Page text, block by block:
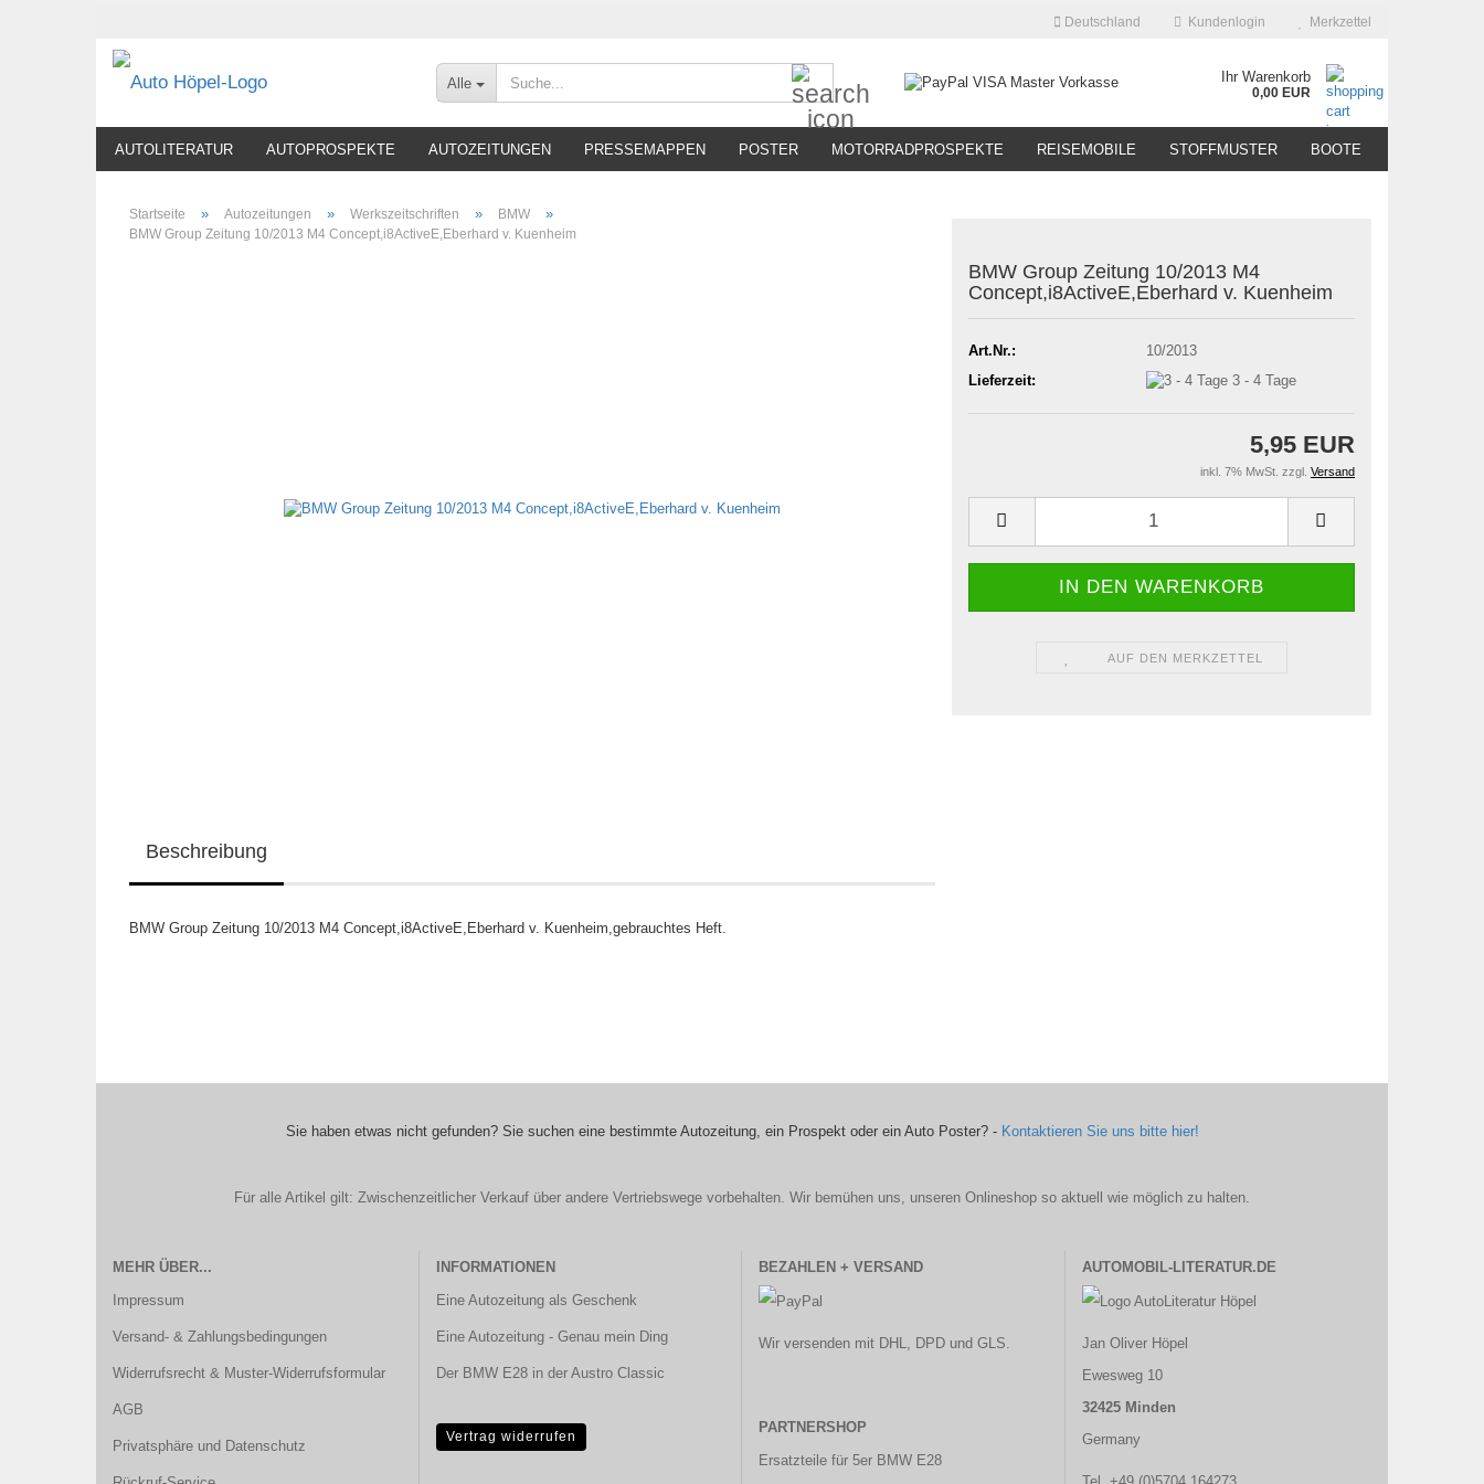
Deutschland Kundenlogin Merkzettel
Alle Ihr Warenkorb
0,00 EUR
AUTOLITERATUR AUTOPROSPEKTE AUTOZEITUNGEN PRESSEMAPPEN POSTER MOTORRADPROSPEKTE REISEMOBILE STOFFMUSTER BOOTE
Startseite » Autozeitungen » Werkszeitschriften » BMW »
BMW Group Zeitung 10/2013 M4 Concept,i8ActiveE,Eberhard v. Kuenheim
BMW Group Zeitung 10/2013 M4
Concept,i8ActiveE,Eberhard v. Kuenheim
Art.Nr.:
10/2013
Lieferzeit:
3 - 4 Tage
5,95 EUR
inkl. 7% MwSt. zzgl. Versand
AUF DEN MERKZETTEL
Beschreibung
BMW Group Zeitung 10/2013 M4 Concept,i8ActiveE,Eberhard v. Kuenheim,gebrauchtes Heft.
Sie haben etwas nicht gefunden? Sie suchen eine bestimmte Autozeitung, ein Prospekt oder ein Auto Poster? - Kontaktieren Sie uns bitte hier!
Für alle Artikel gilt: Zwischenzeitlicher Verkauf über andere Vertriebswege vorbehalten. Wir bemühen uns, unseren Onlineshop so aktuell wie möglich zu halten.
MEHR ÜBER...
Impressum
Versand- & Zahlungsbedingungen
Widerrufsrecht & Muster-Widerrufsformular
AGB
Privatsphäre und Datenschutz
INFORMATIONEN
Eine Autozeitung als Geschenk
Eine Autozeitung - Genau mein Ding
Der BMW E28 in der Austro Classic
Vertrag widerrufen
BEZAHLEN + VERSAND
Wir versenden mit DHL, DPD und GLS.
PARTNERSHOP
Ersatzteile für 5er BMW E28
AUTOMOBIL-LITERATUR.DE
Jan Oliver Höpel
Ewesweg 10
32425 Minden
Germany